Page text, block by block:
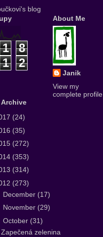
blog
1
8
1 2
About Me
Janik
View my
complete profile
(24)
(35)
(272)
(353)
(314)
(273)
December (17)
November (29)
October (31)
Zapečená zelenina